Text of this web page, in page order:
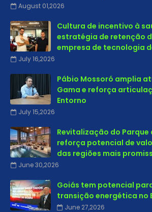
August 01,2026
Cultura de incentivo à
estratégia de retenção
empresa de tecnologia
July 16,2026
Pábio Mossoró amplia
Gama e reforça
Entorno
July 15,2026
Revitalização do Parque
reforça potencial de
das regiões mais
June 30,2026
Goiás tem potencial
transição energética no
June 27,2026